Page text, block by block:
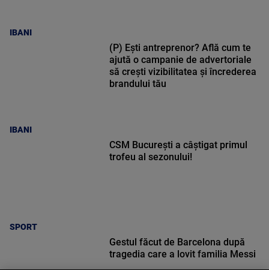
IBANI
IBANI
(P) Ești antreprenor? Află cum te
ajută o campanie de advertoriale
să crești vizibilitatea și încrederea
brandului tău
SPORT
CSM București a câștigat primul
trofeu al sezonului!
Gestul făcut de Barcelona după
tragedia care a lovit familia Messi